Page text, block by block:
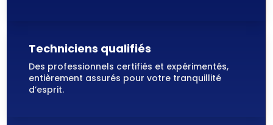
Techniciens qualifiés
Des professionnels certifiés et expérimentés,
entièrement assurés pour votre tranquillité
d’esprit.